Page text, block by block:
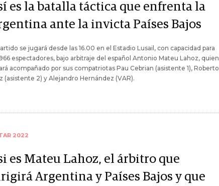
es la batalla táctica que enfrenta la
ante la invicta Países Bajos
se jugará desde las 16.00 en el Estadio Lusail, con capacidad para
espectadores, bajo arbitraje del español Antonio Mateu Lahoz, quien
acompañado por sus compatriotas Pau Cebrian (asistente 1), Roberto
(asistente 2) y Alejandro Hernández (VAR).
2022
es Mateu Lahoz, el árbitro que
Argentina y Países Bajos y que